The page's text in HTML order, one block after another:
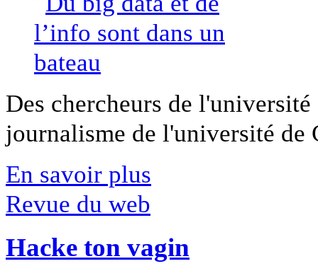
Des chercheurs de
journalisme de l'université
En savoir plus
Revue du web
Hacke ton vagin